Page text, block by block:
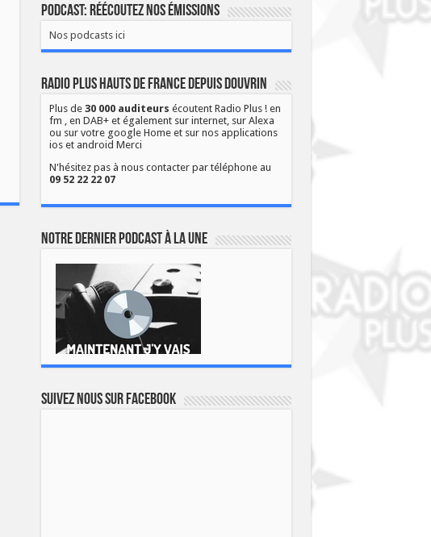
Podcast: Réécoutez nos émissions
Nos podcasts ici
Radio Plus Hauts de France depuis Douvrin
Plus de 30 000 auditeurs écoutent Radio Plus ! en
fm , en DAB+ et également sur internet, sur Alexa
ou sur votre google Home et sur nos applications
ios et android Merci
N'hésitez pas à nous contacter par téléphone au
09 52 22 22 07
Notre dernier podcast à la une
Suivez nous sur Facebook